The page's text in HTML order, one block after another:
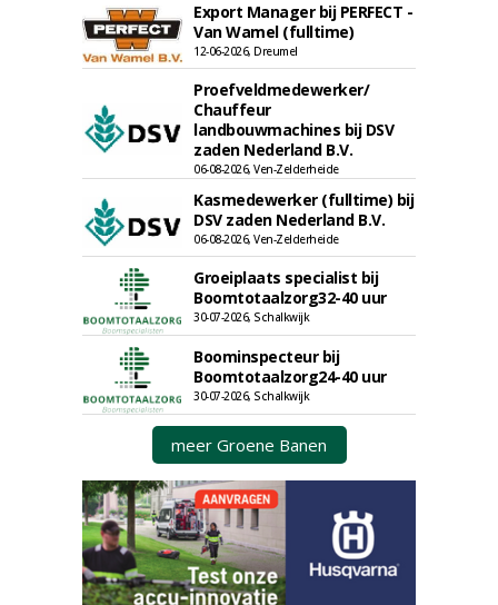
Export Manager bij PERFECT -
Van Wamel (fulltime)
12-06-2026, Dreumel
Proefveldmedewerker/
Chauffeur
landbouwmachines bij DSV
zaden Nederland B.V.
06-08-2026, Ven-Zelderheide
Kasmedewerker (fulltime) bij
DSV zaden Nederland B.V.
06-08-2026, Ven-Zelderheide
Groeiplaats specialist bij
Boomtotaalzorg32-40 uur
30-07-2026, Schalkwijk
Boominspecteur bij
Boomtotaalzorg24-40 uur
30-07-2026, Schalkwijk
meer Groene Banen